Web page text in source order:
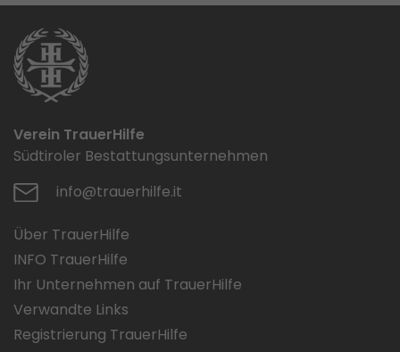
Verein TrauerHilfe
Südtiroler Bestattungsunternehmen
info@trauerhilfe.it
Über TrauerHilfe
INFO TrauerHilfe
Ihr Unternehmen auf TrauerHilfe
Verwandte Links
Registrierung TrauerHilfe